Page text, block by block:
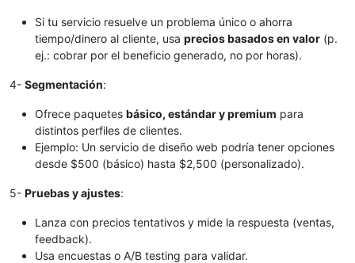
Si tu servicio resuelve un problema único o ahorra
tiempo/dinero al cliente, usa precios basados en valor (p.
ej.: cobrar por el beneficio generado, no por horas).
4- Segmentación:
Ofrece paquetes básico, estándar y premium para
distintos perfiles de clientes.
Ejemplo: Un servicio de diseño web podría tener opciones
desde $500 (básico) hasta $2,500 (personalizado).
5- Pruebas y ajustes:
Lanza con precios tentativos y mide la respuesta (ventas,
feedback).
Usa encuestas o A/B testing para validar.